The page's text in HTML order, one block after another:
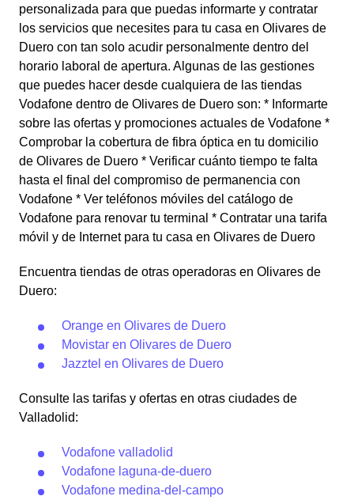
personalizada para que puedas informarte y contratar
los servicios que necesites para tu casa en Olivares de
Duero con tan solo acudir personalmente dentro del
horario laboral de apertura. Algunas de las gestiones
que puedes hacer desde cualquiera de las tiendas
Vodafone dentro de Olivares de Duero son: * Informarte
sobre las ofertas y promociones actuales de Vodafone *
Comprobar la cobertura de fibra óptica en tu domicilio
de Olivares de Duero * Verificar cuánto tiempo te falta
hasta el final del compromiso de permanencia con
Vodafone * Ver teléfonos móviles del catálogo de
Vodafone para renovar tu terminal * Contratar una tarifa
móvil y de Internet para tu casa en Olivares de Duero
Encuentra tiendas de otras operadoras en Olivares de
Duero:
Orange en Olivares de Duero
Movistar en Olivares de Duero
Jazztel en Olivares de Duero
Consulte las tarifas y ofertas en otras ciudades de
Valladolid:
Vodafone valladolid
Vodafone laguna-de-duero
Vodafone medina-del-campo